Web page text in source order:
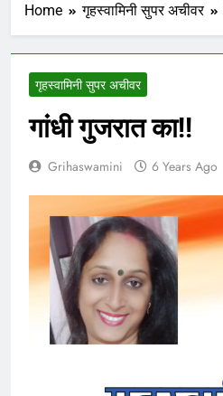
Home गृहस्वामिनी सुपर अचीवर
गृहस्वामिनी सुपर अचीवर
गांधी गुजरात का!!
Grihaswamini 6 Years Ago